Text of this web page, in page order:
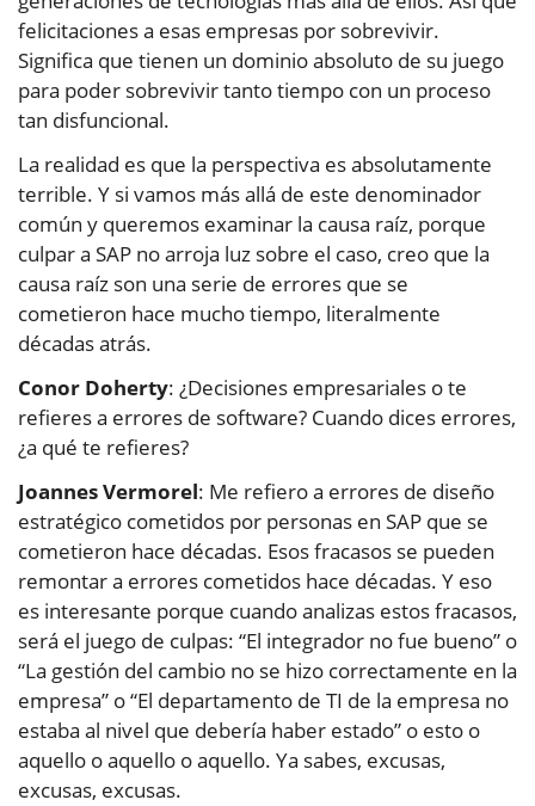
felicitaciones a esas empresas por sobrevivir.
Significa que tienen un dominio absoluto de su juego
para poder sobrevivir tanto tiempo con un proceso
tan disfuncional.
La realidad es que la perspectiva es absolutamente
terrible. Y si vamos más allá de este denominador
común y queremos examinar la causa raíz, porque
culpar a SAP no arroja luz sobre el caso, creo que la
causa raíz son una serie de errores que se
cometieron hace mucho tiempo, literalmente
décadas atrás.
Conor Doherty: ¿Decisiones empresariales o te
refieres a errores de software? Cuando dices errores,
¿a qué te refieres?
Joannes Vermorel: Me refiero a errores de diseño
estratégico cometidos por personas en SAP que se
cometieron hace décadas. Esos fracasos se pueden
remontar a errores cometidos hace décadas. Y eso
es interesante porque cuando analizas estos fracasos,
será el juego de culpas: “El integrador no fue bueno” o
“La gestión del cambio no se hizo correctamente en la
empresa” o “El departamento de TI de la empresa no
estaba al nivel que debería haber estado” o esto o
aquello o aquello o aquello. Ya sabes, excusas,
excusas, excusas.